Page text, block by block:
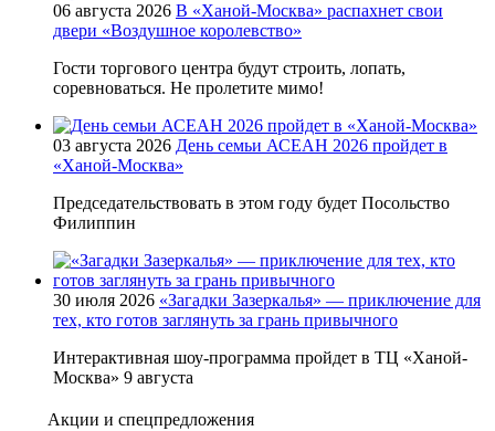
06 августа 2026 В «Ханой-Москва» распахнет свои
двери «Воздушное королевство»
Гости торгового центра будут строить, лопать,
соревноваться. Не пролетите мимо!
03 августа 2026 День семьи АСЕАН 2026 пройдет в
«Ханой-Москва»
Председательствовать в этом году будет Посольство
Филиппин
30 июля 2026 «Загадки Зазеркалья» — приключение для
тех, кто готов заглянуть за грань привычного
Интерактивная шоу-программа пройдет в ТЦ «Ханой-
Москва» 9 августа
Акции и спецпредложения